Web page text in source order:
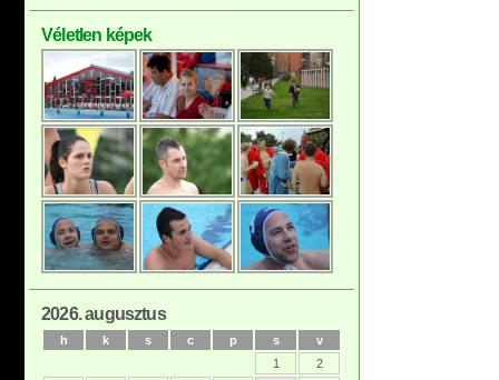
Véletlen képek
2026. augusztus
h k s c p s v
1
2